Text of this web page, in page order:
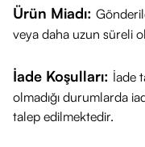
Ürün Miadı:
veya daha uzun süreli
İade Koşulları: İade
olmadığı durumlarda
talep edilmektedir.